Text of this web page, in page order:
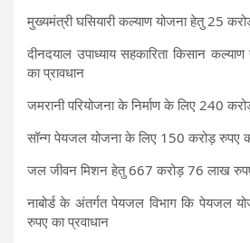
मुख्यमंत्री घसियारी कल्याण योजना हेतु 25
दीनदयाल उपाध्याय सहकारिता किसान
का प्रावधान
जमरानी परियोजना के निर्माण के लिए 240
सॉन्ग पेयजल योजना के लिए 150 करोड़ रुपए
जल जीवन मिशन हेतु 667 करोड़ 76 लाख रुपए
नाबोर्ड के अंतर्गत पेयजल विभाग कि पेयजल
रुपए का प्रवाधान